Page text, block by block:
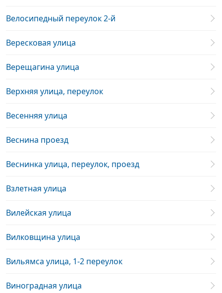
Велосипедный переулок 2-й
Вересковая улица
Верещагина улица
Верхняя улица, переулок
Весенняя улица
Веснина проезд
Веснинка улица, переулок, проезд
Взлетная улица
Вилейская улица
Вилковщина улица
Вильямса улица, 1-2 переулок
Виноградная улица